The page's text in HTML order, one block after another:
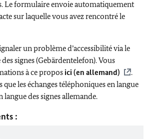
Le formulaire envoie automatiquement
sur laquelle vous avez rencontré le
un problème d’accessibilité via le
signes (Gebärdentelefon). Vous
à ce propos ici (en allemand)
.
les échanges téléphoniques en langue
langue des signes allemande.
: